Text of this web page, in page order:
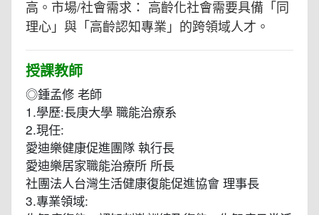
高。市場/社會需求： 高齡化社會需要具備「同
理心」與「高齡認知專業」的跨領域人才。
授課教師
◎鍾孟修 老師
1.學歷:長庚大學 職能治療系
2.現任:
愛迪樂健康促進團隊 執行長
愛迪樂居家職能治療所 所長
社團法人台灣生活健康復能促進協會 理事長
3.專業領域: